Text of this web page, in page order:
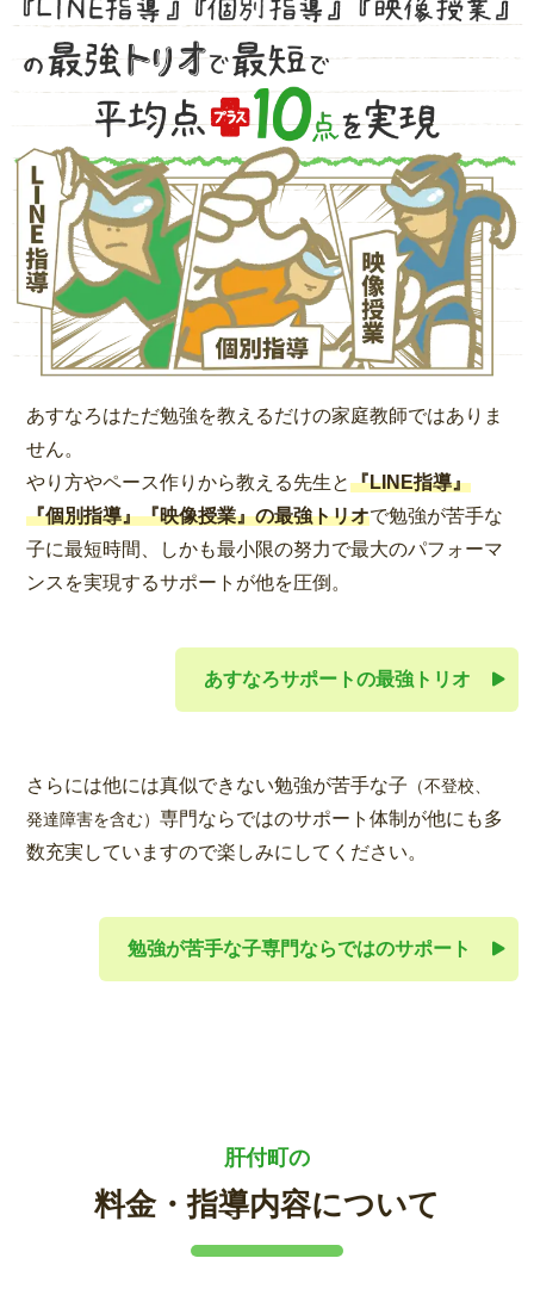
あすなろはただ勉強を教えるだけの家庭教師ではありま
せん。
やり方やペース作りから教える先生と『LINE指導』
『個別指導』『映像授業』の最強トリオで勉強が苦手な
子に最短時間、しかも最小限の努力で最大のパフォーマ
ンスを実現するサポートが他を圧倒。
あすなろサポートの最強トリオ
さらには他には真似できない勉強が苦手な子 （不登校、
発達障害を含む）専門ならではのサポート体制が他にも多
数充実していますので楽しみにしてください。
勉強が苦手な子専門ならではのサポート
肝付町の
料金・指導内容について